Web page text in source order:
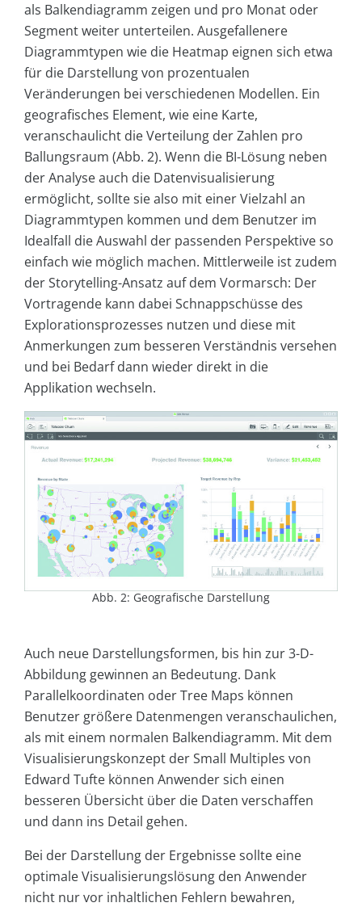
als Balkendiagramm zeigen und pro Monat oder
Segment weiter unterteilen. Ausgefallenere
Diagrammtypen wie die Heatmap eignen sich etwa
für die Darstellung von prozentualen
Veränderungen bei verschiedenen Modellen. Ein
geografisches Element, wie eine Karte,
veranschaulicht die Verteilung der Zahlen pro
Ballungsraum (Abb. 2). Wenn die BI-Lösung neben
der Analyse auch die Datenvisualisierung
ermöglicht, sollte sie also mit einer Vielzahl an
Diagrammtypen kommen und dem Benutzer im
Idealfall die Auswahl der passenden Perspektive so
einfach wie möglich machen. Mittlerweile ist zudem
der Storytelling-Ansatz auf dem Vormarsch: Der
Vortragende kann dabei Schnappschüsse des
Explorationsprozesses nutzen und diese mit
Anmerkungen zum besseren Verständnis versehen
und bei Bedarf dann wieder direkt in die
Applikation wechseln.
Abb. 2: Geografische Darstellung
Auch neue Darstellungsformen, bis hin zur 3-D-
Abbildung gewinnen an Bedeutung. Dank
Parallelkoordinaten oder Tree Maps können
Benutzer größere Datenmengen veranschaulichen,
als mit einem normalen Balkendiagramm. Mit dem
Visualisierungskonzept der Small Multiples von
Edward Tufte können Anwender sich einen
besseren Übersicht über die Daten verschaffen
und dann ins Detail gehen.
Bei der Darstellung der Ergebnisse sollte eine
optimale Visualisierungslösung den Anwender
nicht nur vor inhaltlichen Fehlern bewahren,